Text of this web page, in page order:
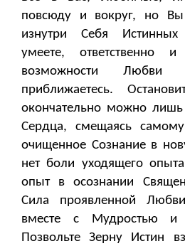
повсюду и вокруг, но
изнутри Себя Истинных
умеете,
возможности Любви
приближаетесь.
окончательно можно
Сердца, смещаясь
очищенное Сознание в
нет боли уходящего
опыт в осознании
Сила проявленной
вместе с Мудростью и
Позвольте Зерну Истин